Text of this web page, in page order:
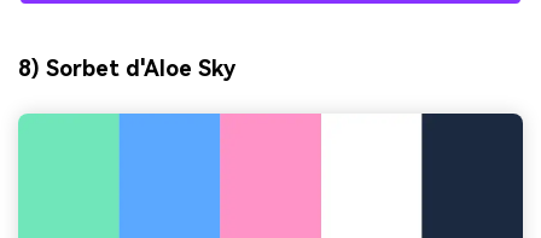
8) Sorbet d'Aloe Sky